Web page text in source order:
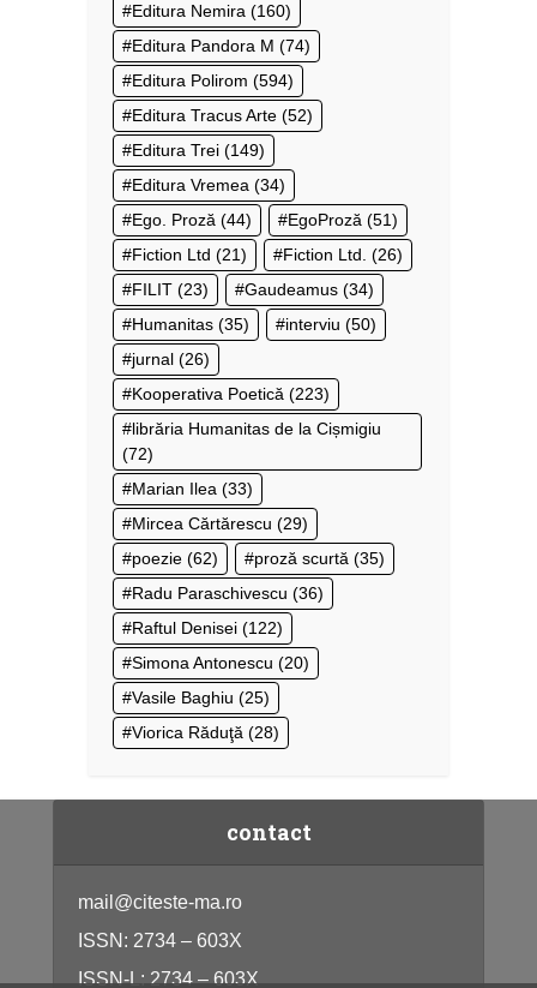
Editura Nemira (160)
Editura Pandora M (74)
Editura Polirom (594)
Editura Tracus Arte (52)
Editura Trei (149)
Editura Vremea (34)
Ego. Proză (44) EgoProză (51)
Fiction Ltd (21) Fiction Ltd. (26)
FILIT (23) Gaudeamus (34)
Humanitas (35) interviu (50)
jurnal (26)
Kooperativa Poetică (223)
librăria Humanitas de la Cișmigiu
(72)
Marian Ilea (33)
Mircea Cărtărescu (29)
poezie (62) proză scurtă (35)
Radu Paraschivescu (36)
Raftul Denisei (122)
Simona Antonescu (20)
Vasile Baghiu (25)
Viorica Răduţă (28)
contact
mail@citeste-ma.ro
ISSN: 2734 – 603X
ISSN-L: 2734 – 603X